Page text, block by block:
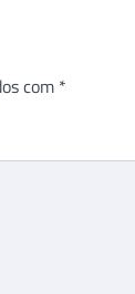
com *